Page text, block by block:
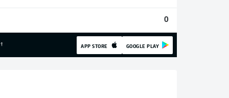
0
APP STORE GOOGLE PLAY